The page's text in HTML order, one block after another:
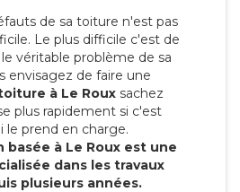
de sa toiture n'est pas
Le plus difficile c'est de
véritable problème de sa
envisagez de faire une
à Le Roux sachez
plus rapidement si c'est
le prend en charge.
basée à Le Roux est une
dans les travaux
plusieurs années.